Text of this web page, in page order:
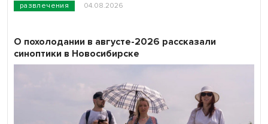
развлечения 04.08.2026
О похолодании в августе-2026 рассказали
синоптики в Новосибирске